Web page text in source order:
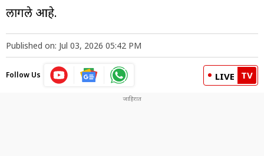
लागले आहे.
Published on: Jul 03, 2026 05:42 PM
Follow Us LIVE TV